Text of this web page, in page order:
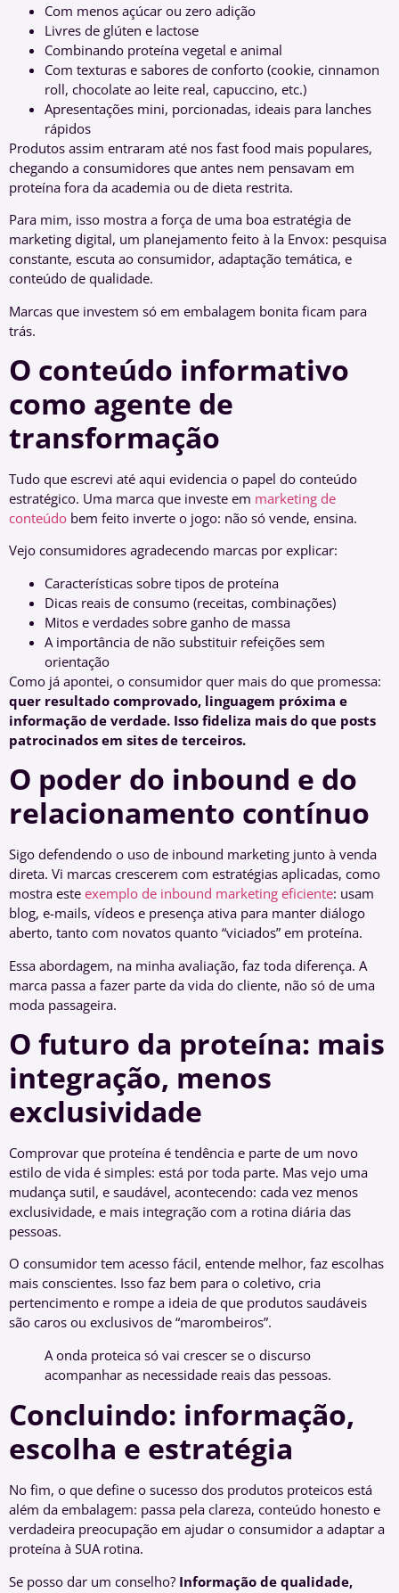
Com menos açúcar ou zero adição
Livres de glúten e lactose
Combinando proteína vegetal e animal
Com texturas e sabores de conforto (cookie, cinnamon
roll, chocolate ao leite real, capuccino, etc.)
Apresentações mini, porcionadas, ideais para lanches
rápidos
Produtos assim entraram até nos fast food mais populares,
chegando a consumidores que antes nem pensavam em
proteína fora da academia ou de dieta restrita.
Para mim, isso mostra a força de uma boa estratégia de
marketing digital, um planejamento feito à la Envox: pesquisa
constante, escuta ao consumidor, adaptação temática, e
conteúdo de qualidade.
Marcas que investem só em embalagem bonita ficam para
trás.
O conteúdo informativo
como agente de
transformação
Tudo que escrevi até aqui evidencia o papel do conteúdo
estratégico. Uma marca que investe em marketing de
conteúdo bem feito inverte o jogo: não só vende, ensina.
Vejo consumidores agradecendo marcas por explicar:
Características sobre tipos de proteína
Dicas reais de consumo (receitas, combinações)
Mitos e verdades sobre ganho de massa
A importância de não substituir refeições sem
orientação
Como já apontei, o consumidor quer mais do que promessa:
quer resultado comprovado, linguagem próxima e
informação de verdade. Isso fideliza mais do que posts
patrocinados em sites de terceiros.
O poder do inbound e do
relacionamento contínuo
Sigo defendendo o uso de inbound marketing junto à venda
direta. Vi marcas crescerem com estratégias aplicadas, como
mostra este exemplo de inbound marketing eficiente: usam
blog, e-mails, vídeos e presença ativa para manter diálogo
aberto, tanto com novatos quanto “viciados” em proteína.
Essa abordagem, na minha avaliação, faz toda diferença. A
marca passa a fazer parte da vida do cliente, não só de uma
moda passageira.
O futuro da proteína: mais
integração, menos
exclusividade
Comprovar que proteína é tendência e parte de um novo
estilo de vida é simples: está por toda parte. Mas vejo uma
mudança sutil, e saudável, acontecendo: cada vez menos
exclusividade, e mais integração com a rotina diária das
pessoas.
O consumidor tem acesso fácil, entende melhor, faz escolhas
mais conscientes. Isso faz bem para o coletivo, cria
pertencimento e rompe a ideia de que produtos saudáveis
são caros ou exclusivos de “marombeiros”.
A onda proteica só vai crescer se o discurso
acompanhar as necessidade reais das pessoas.
Concluindo: informação,
escolha e estratégia
No fim, o que define o sucesso dos produtos proteicos está
além da embalagem: passa pela clareza, conteúdo honesto e
verdadeira preocupação em ajudar o consumidor a adaptar a
proteína à SUA rotina.
Se posso dar um conselho? Informação de qualidade,